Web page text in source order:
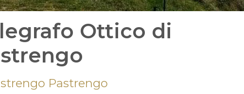
Ottico di
Pastrengo